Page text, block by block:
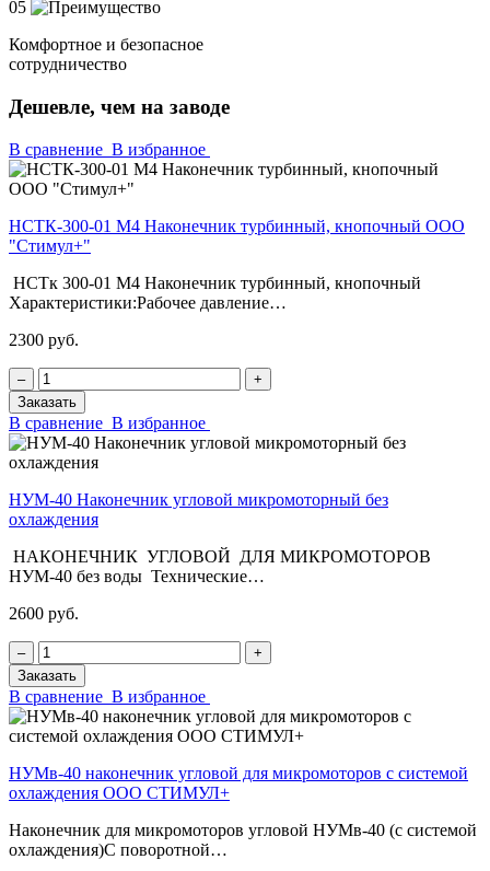
05
Комфортное и безопасное
сотрудничество
Дешевле, чем на заводе
В сравнение В избранное
НСТК-300-01 М4 Наконечник турбинный, кнопочный ООО
"Стимул+"
НСТк 300-01 М4 Наконечник турбинный, кнопочный
Характеристики:Рабочее давление…
2300 руб.
‒
+
Заказать
В сравнение В избранное
НУМ-40 Наконечник угловой микромоторный без
охлаждения
НАКОНЕЧНИК УГЛОВОЙ ДЛЯ МИКРОМОТОРОВ
НУМ-40 без воды Технические…
2600 руб.
‒
+
Заказать
В сравнение В избранное
НУМв-40 наконечник угловой для микромоторов с системой
охлаждения ООО СТИМУЛ+
Наконечник для микромоторов угловой НУМв-40 (с системой
охлаждения)С поворотной…